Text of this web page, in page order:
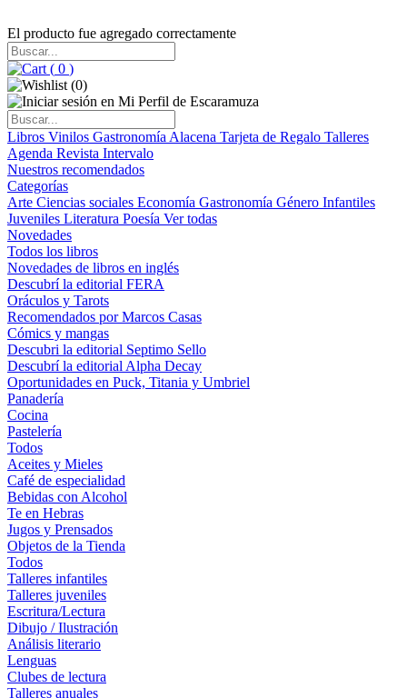
El producto fue agregado correctamente
( 0 )
(0)
Libros Vinilos Gastronomía Alacena Tarjeta de Regalo Talleres
Agenda Revista Intervalo
Nuestros recomendados
Categorías
Arte Ciencias sociales Economía Gastronomía Género Infantiles
Juveniles Literatura Poesía Ver todas
Novedades
Todos los libros
Novedades de libros en inglés
Descubrí la editorial FERA
Oráculos y Tarots
Recomendados por Marcos Casas
Cómics y mangas
Descubri la editorial Septimo Sello
Descubrí la editorial Alpha Decay
Oportunidades en Puck, Titania y Umbriel
Panadería
Cocina
Pastelería
Todos
Aceites y Mieles
Café de especialidad
Bebidas con Alcohol
Te en Hebras
Jugos y Prensados
Objetos de la Tienda
Todos
Talleres infantiles
Talleres juveniles
Escritura/Lectura
Dibujo / Ilustración
Análisis literario
Lenguas
Clubes de lectura
Talleres anuales